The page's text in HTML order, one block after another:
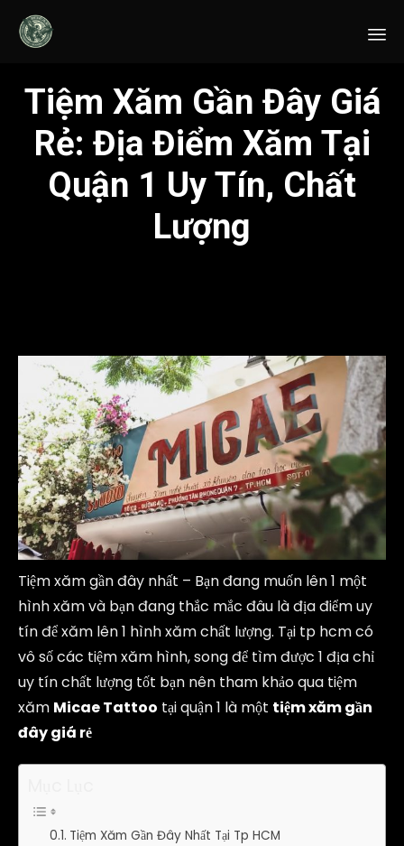
Tiệm Xăm Gần Đây Giá
Rẻ: Địa Điểm Xăm Tại
Quận 1 Uy Tín, Chất
Lượng
Tiệm xăm gần đây nhất – Bạn đang muốn lên 1 một
hình xăm và bạn đang thắc mắc đâu là địa điểm uy
tín để xăm lên 1 hình xăm chất lượng. Tại tp hcm có
vô số các tiệm xăm hình, song để tìm được 1 địa chỉ
uy tín chất lượng tốt bạn nên tham khảo qua tiệm
xăm Micae Tattoo tại quận 1 là một tiệm xăm gần
đây giá rẻ
Tiệm Xăm Gần Đây Nhất Tại Tp HCM